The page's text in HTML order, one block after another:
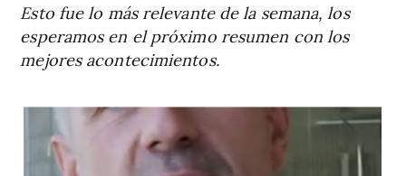
Esto fue lo más relevante de la semana, los
esperamos en el próximo resumen con los
mejores acontecimientos.